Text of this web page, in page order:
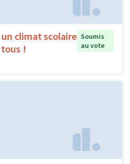
climat scolaire
tous !
Soumis
au vote